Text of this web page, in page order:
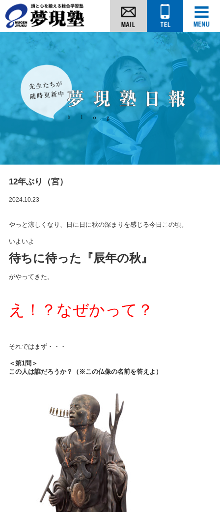
12年ぶり（宮）
2024.10.23
やっと涼しくなり、日に日に秋の深まりを感じる今日この頃。
いよいよ
待ちに待った『辰年の秋』
がやってきた。
え！？なぜかって？
それではまず・・・
＜第1問＞
この人は誰だろうか？
（※この仏像の名前を答えよ）